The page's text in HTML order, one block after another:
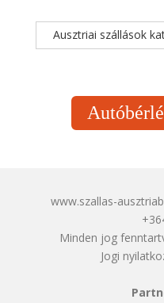
Ausztriai szállások
www.szallas-
Minden jog
Jogi